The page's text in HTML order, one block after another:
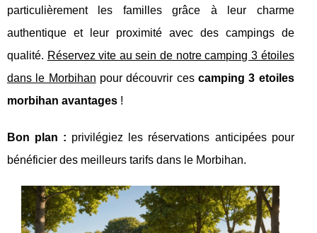
particulièrement les familles grâce à leur charme
authentique et leur proximité avec des campings de
qualité. Réservez vite au sein de notre camping 3 étoiles
dans le Morbihan pour découvrir ces camping 3 etoiles
morbihan avantages !
Bon plan : privilégiez les réservations anticipées pour
bénéficier des meilleurs tarifs dans le Morbihan.